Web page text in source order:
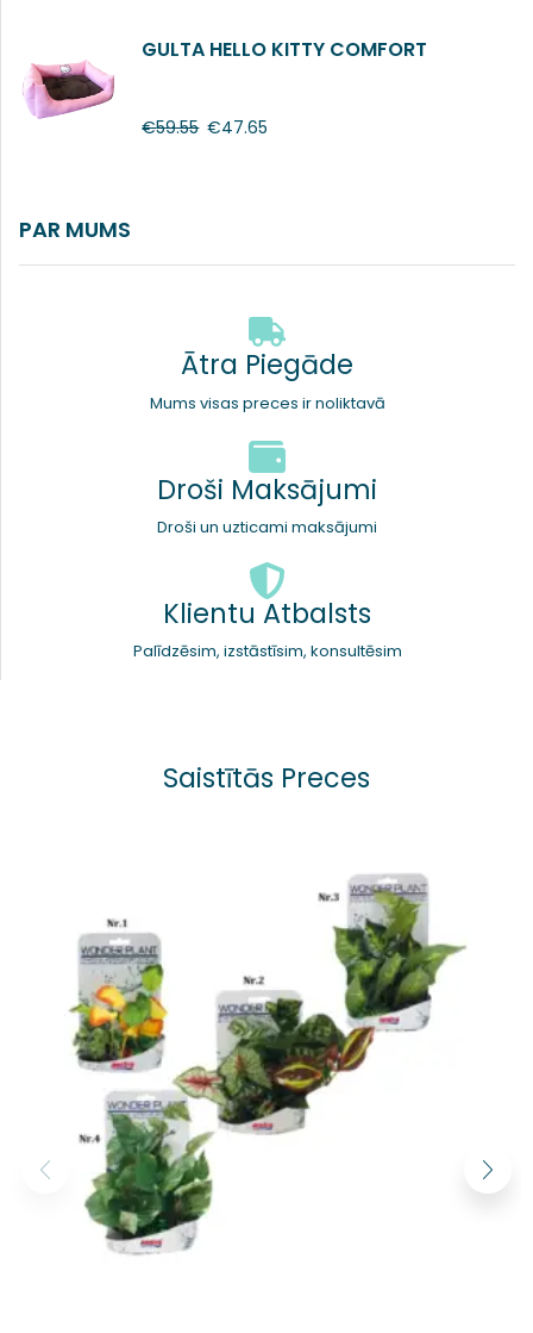
GULTA HELLO KITTY COMFORT
€59.55 €47.65
PAR MUMS
Ātra Piegāde
Mums visas preces ir noliktavā
Droši Maksājumi
Droši un uzticami maksājumi
Klientu Atbalsts
Palīdzēsim, izstāstīsim, konsultēsim
Saistītās Preces